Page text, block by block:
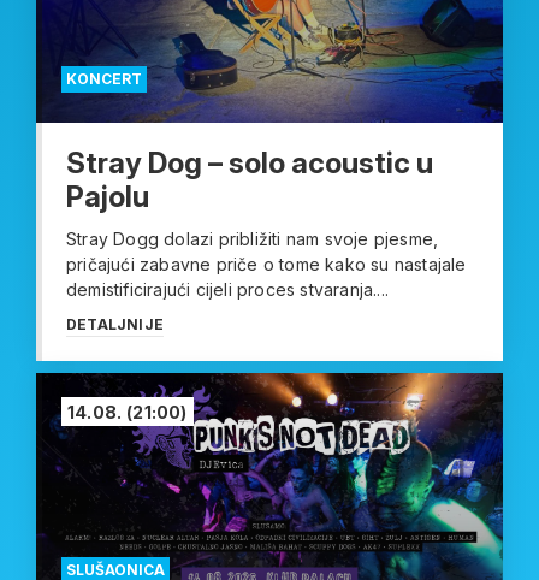
KONCERT
Stray Dog – solo acoustic u
Pajolu
Stray Dogg dolazi približiti nam svoje pjesme,
pričajući zabavne priče o tome kako su nastajale
demistificirajući cijeli proces stvaranja....
DETALJNIJE
SLUŠAONICA
14.08. (21:00)